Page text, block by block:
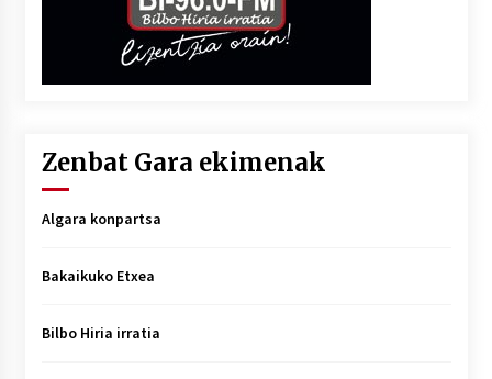
Zenbat Gara ekimenak
Algara konpartsa
Bakaikuko Etxea
Bilbo Hiria irratia